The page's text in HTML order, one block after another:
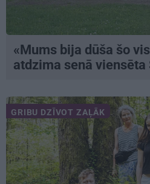
«Mums bija dūša šo
atdzima senā
GRIBU DZĪVOT ZAĻĀK